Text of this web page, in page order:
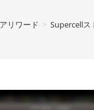
リワード > Supercellス